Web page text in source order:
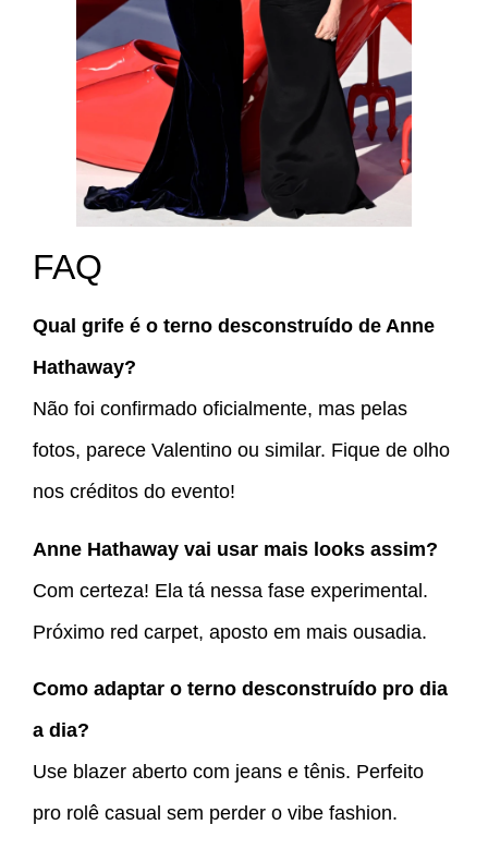
FAQ
Qual grife é o terno desconstruído de Anne
Hathaway?
Não foi confirmado oficialmente, mas pelas
fotos, parece Valentino ou similar. Fique de olho
nos créditos do evento!
Anne Hathaway vai usar mais looks assim?
Com certeza! Ela tá nessa fase experimental.
Próximo red carpet, aposto em mais ousadia.
Como adaptar o terno desconstruído pro dia
a dia?
Use blazer aberto com jeans e tênis. Perfeito
pro rolê casual sem perder o vibe fashion.